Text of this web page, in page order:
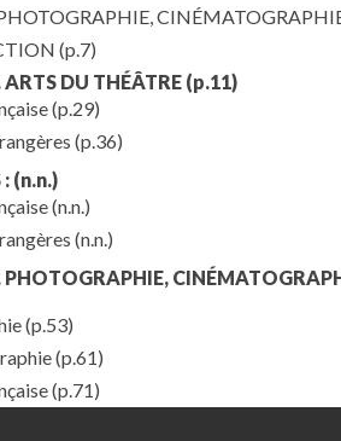
(p.7)
ARTS DU THÉÂTRE (p.11)
(p.29)
(p.36)
: (n.n.)
(n.n.)
(n.n.)
PHOTOGRAPHIE,
(p.53)
(p.61)
(p.71)